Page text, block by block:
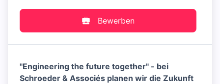
Bewerben
"Engineering the future together" - bei
Schroeder & Associés planen wir die Zukunft